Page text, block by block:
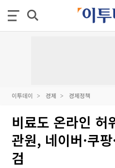
이투데이 경제 경제정책
비료도 온라인
관원, 네이버·쿠
검